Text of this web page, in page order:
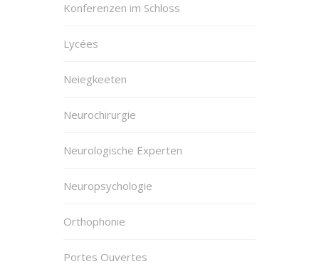
Konferenzen im Schloss
Lycées
Neiegkeeten
Neurochirurgie
Neurologische Experten
Neuropsychologie
Orthophonie
Portes Ouvertes